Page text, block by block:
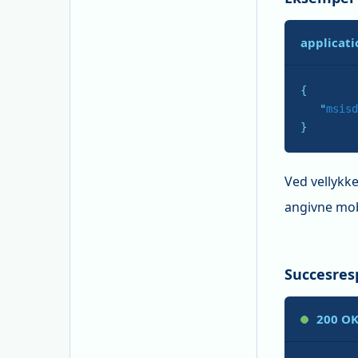
{
   "
}
Ved
angivne
200 OK